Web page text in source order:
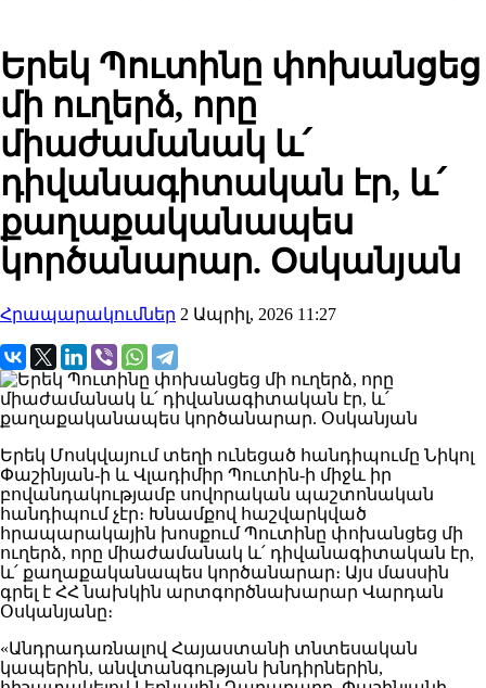
Երեկ Պուտինը փոխանցեց
մի ուղերձ, որը
միաժամանակ և՛
դիվանագիտական էր, և՛
քաղաքականապես
կործանարար. Օսկանյան
Հրապարակումներ 2 Ապրիլ, 2026 11:27
Երեկ Մոսկվայում տեղի ունեցած հանդիպումը Նիկոլ
Փաշինյան-ի և Վլադիմիր Պուտին-ի միջև իր
բովանդակությամբ սովորական պաշտոնական
հանդիպում չէր։ Խնամքով հաշվարկված
հրապարակային խոսքում Պուտինը փոխանցեց մի
ուղերձ, որը միաժամանակ և՛ դիվանագիտական էր,
և՛ քաղաքականապես կործանարար։ Այս մասսին
գրել է ՀՀ նախկին արտգործնախարար Վարդան
Օսկանյանը։
«Անդրադառնալով Հայաստանի տնտեսական
կապերին, անվտանգության խնդիրներին,